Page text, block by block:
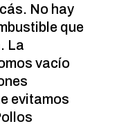
No hay
que
La
vací­o
evitamos